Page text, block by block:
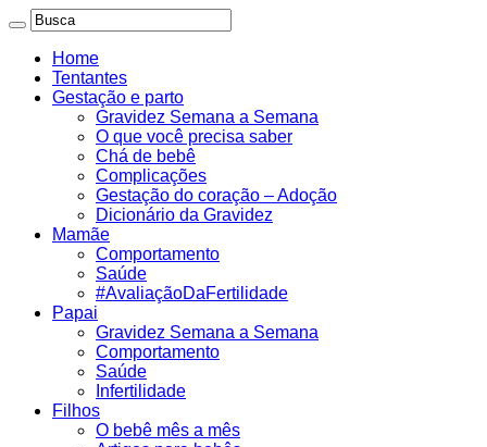
Home
Tentantes
Gestação e parto
Gravidez Semana a Semana
O que você precisa saber
Chá de bebê
Complicações
Gestação do coração – Adoção
Dicionário da Gravidez
Mamãe
Comportamento
Saúde
#AvaliaçãoDaFertilidade
Papai
Gravidez Semana a Semana
Comportamento
Saúde
Infertilidade
Filhos
O bebê mês a mês